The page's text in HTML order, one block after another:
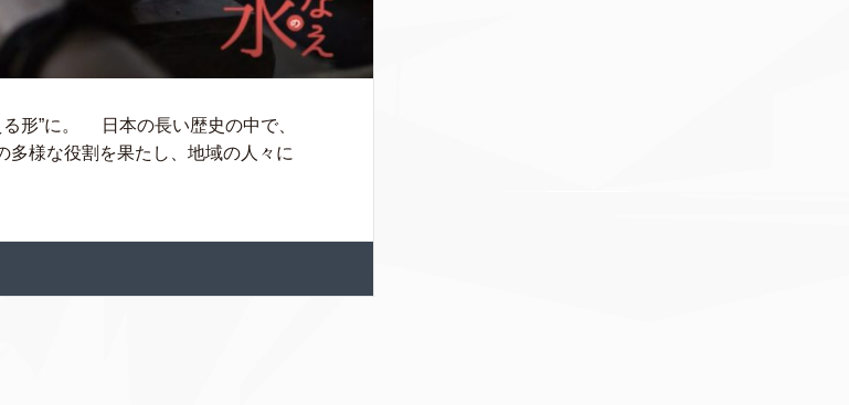
る形”に。 日本の長い歴史の中で、
様な役割を果たし、地域の人々に